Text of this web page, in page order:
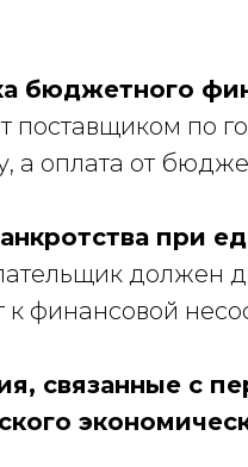
бюджетного
поставщиком по
а оплата от
при
должен
к финансовой
связанные с